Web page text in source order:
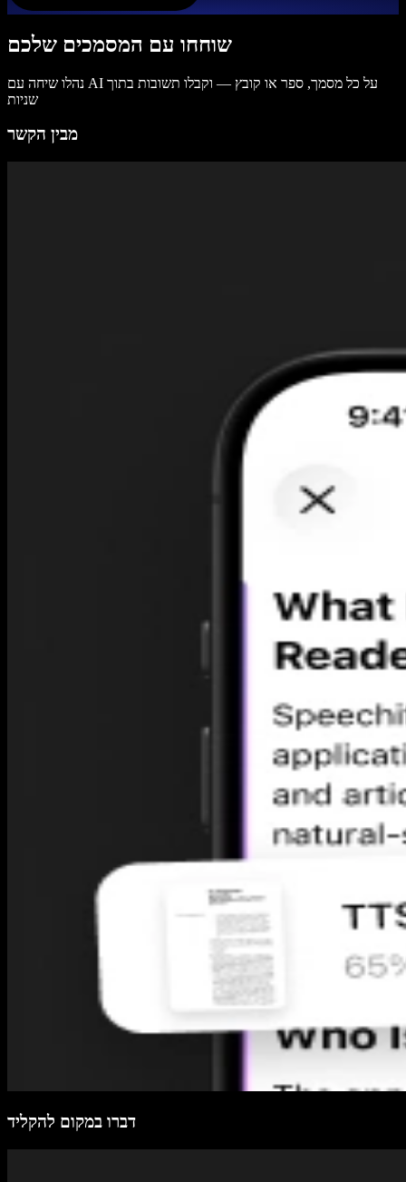
שוחחו עם המסמכים שלכם
נהלו שיחה עם AI על כל מסמך, ספר או קובץ — וקבלו תשובות בתוך
שניות
מבין הקשר
דברו במקום להקליד